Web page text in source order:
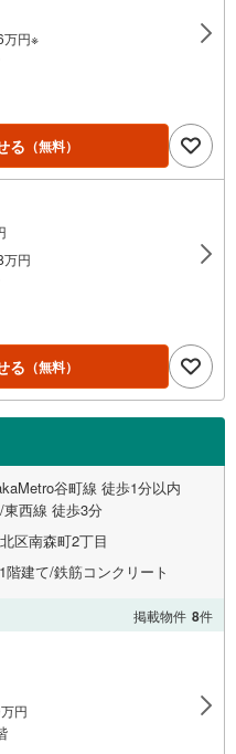
万円※
る （無料）
万円
る （無料）
谷町線 徒歩1分以内
西線 徒歩3分
区南森町2丁目
階建て/鉄筋コンクリート
掲載物件 8件
円